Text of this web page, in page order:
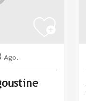
Ago.